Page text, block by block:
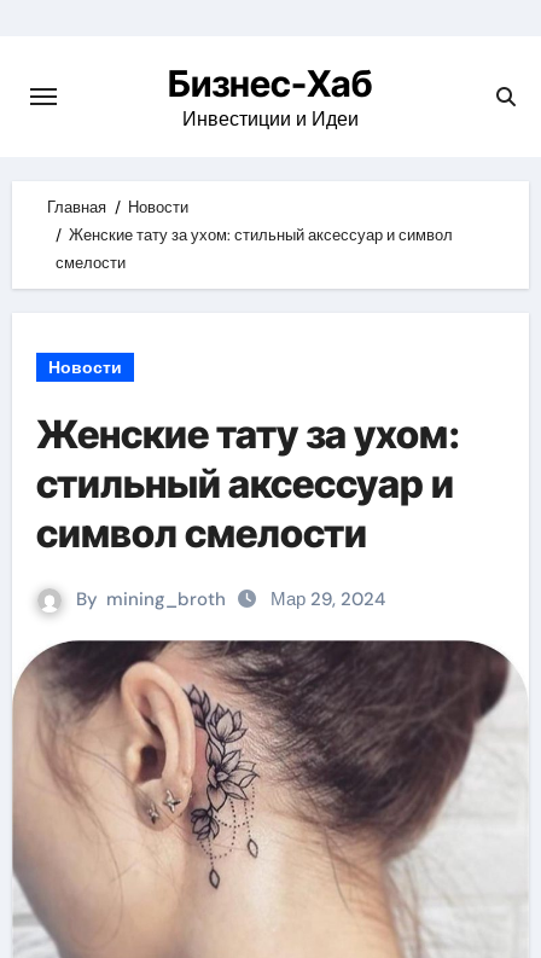
content
Бизнес-Хаб
Инвестиции и Идеи
Главная
Новости
Женские тату за ухом: стильный аксессуар и символ
смелости
Новости
Женские тату за ухом:
стильный аксессуар и
символ смелости
By mining_broth Мар 29, 2024